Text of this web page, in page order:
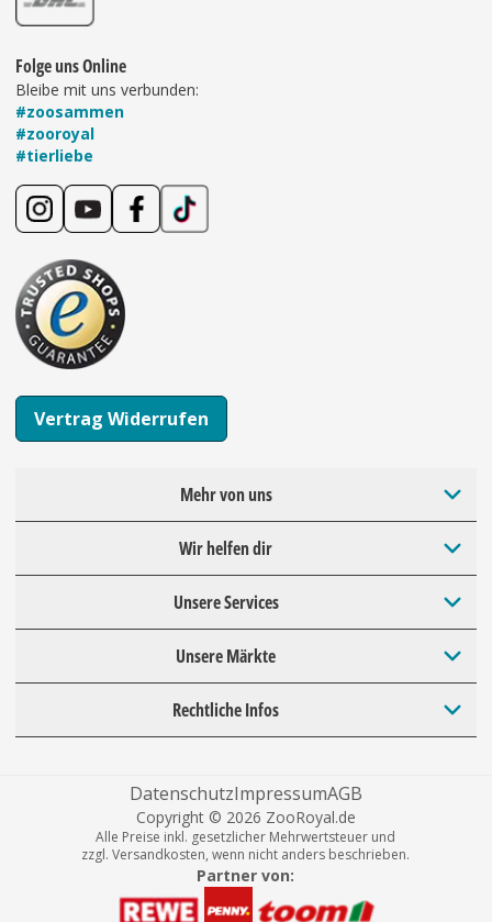
Folge uns Online
Bleibe mit uns verbunden:
#zoosammen
#zooroyal
#tierliebe
Vertrag Widerrufen
Mehr von uns
Wir helfen dir
Unsere Services
Unsere Märkte
Rechtliche Infos
DatenschutzImpressumAGB
Copyright © 2026 ZooRoyal.de
Alle Preise inkl. gesetzlicher Mehrwertsteuer und
zzgl. Versandkosten, wenn nicht anders beschrieben.
Partner von: